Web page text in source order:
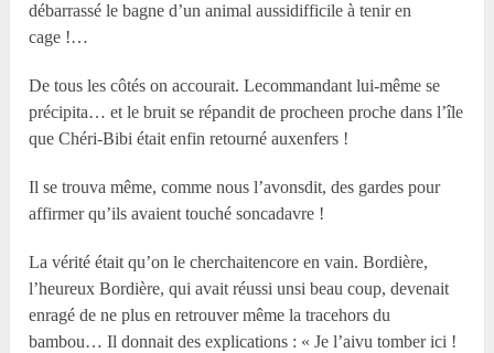
débarrassé le bagne d’un animal aussidifficile à tenir en
cage !…
De tous les côtés on accourait. Lecommandant lui-même se
précipita… et le bruit se répandit de procheen proche dans l’île
que Chéri-Bibi était enfin retourné auxenfers !
Il se trouva même, comme nous l’avonsdit, des gardes pour
affirmer qu’ils avaient touché soncadavre !
La vérité était qu’on le cherchaitencore en vain. Bordière,
l’heureux Bordière, qui avait réussi unsi beau coup, devenait
enragé de ne plus en retrouver même la tracehors du
bambou… Il donnait des explications : « Je l’aivu tomber ici !